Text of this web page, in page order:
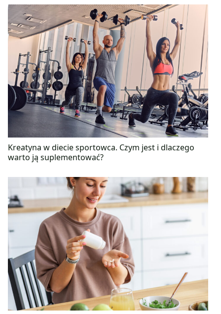
Kreatyna w diecie sportowca. Czym jest i dlaczego
warto ją suplementować?